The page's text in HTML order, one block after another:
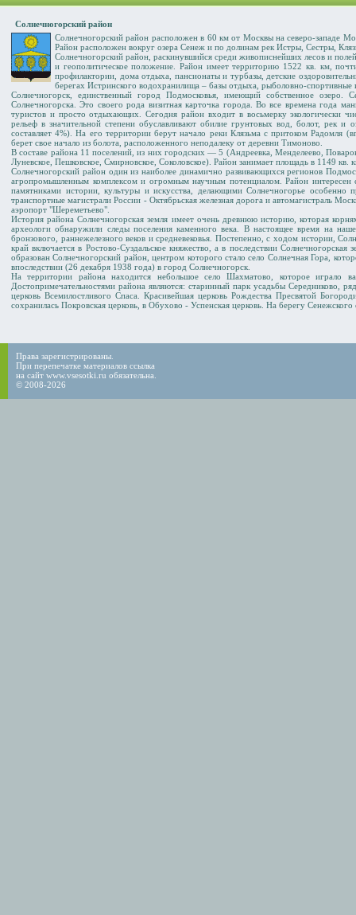
Солнечногорский район
Солнечногорский район расположен в 60 км от Москвы на северо-западе
Район расположен вокруг озера Сенеж и по долинам рек Истры, Сестры,
Солнечногорский район, раскинувшийся среди живописнейших лесов и
и геополитическое положение. Район имеет территорию 1522 кв. км,
профилактории, дома отдыха, пансионаты и турбазы, детские
берегах Истринского водохранилища – базы отдыха, рыболовно-спортивные
Солнечногорск, единственный город Подмосковья, имеющий собственное
Солнечногорска. Это своего рода визитная карточка города. Во все времена года
туристов и просто отдыхающих. Сегодня район входит в восьмерку экологически
рельеф в значительной степени обуславливают обилие грунтовых вод, болот, рек и
составляет 4%). На его территории берут начало реки Клязьма с притоком Радомля
берет свое начало из болота, расположенного неподалеку от деревни Тимоново.
В составе района 11 поселений, из них городских — 5 (Андреевка, Менделеево,
Луневское, Пешковское, Смирновское, Соколовское). Район занимает площадь в 1149 кв.
Солнечногорский район один из наиболее динамично развивающихся регионов
агропромышленным комплексом и огромным научным потенциалом. Район
памятниками истории, культуры и искусства, делающими Солнечногорье
транспортные магистрали России - Октябрьская железная дорога и автомагистраль
аэропорт "Шереметьево".
История района Солнечногорская земля имеет очень древнюю историю, которая
археологи обнаружили следы поселения каменного века. В настоящее время на
бронзового, раннежелезного веков и средневековья. Постепенно, с ходом истории,
край включается в Ростово-Суздальское княжество, а в последствии
образован Солнечногорский район, центром которого стало село Солнечная Гора,
впоследствии (26 декабря 1938 года) в город Солнечногорск.
На территории района находится небольшое село Шахматово, которое играло
Достопримечательностями района являются: старинный парк усадьбы Середниково,
церковь Всемилостливого Спаса. Красивейшая церковь Рождества Пресвятой
сохранилась Покровская церковь, в Обухово - Успенская церковь. На берегу
Права зарегистрированы.
При перепечатке материалов ссылка
на сайт www.vsesotki.ru обязательна.
© 2008-2026